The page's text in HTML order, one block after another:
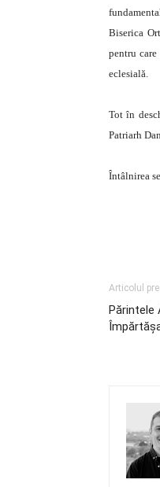
Biserica
pentru
eclesială.
Tot în
Patriarh
Întâlnirea
Articolul
Părintele